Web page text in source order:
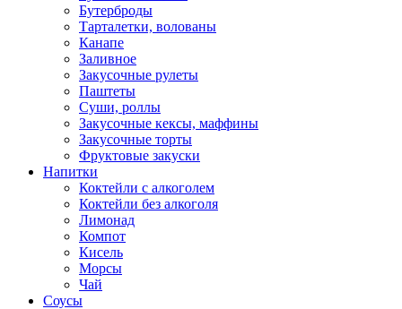
Бутерброды
Тарталетки, волованы
Канапе
Заливное
Закусочные рулеты
Паштеты
Суши, роллы
Закусочные кексы, маффины
Закусочные торты
Фруктовые закуски
Напитки
Коктейли с алкоголем
Коктейли без алкоголя
Лимонад
Компот
Кисель
Морсы
Чай
Соусы